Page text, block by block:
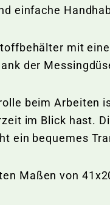
einfache
mit
der
beim Arbeiten
im Blick hast.
ein bequemes
Maßen von